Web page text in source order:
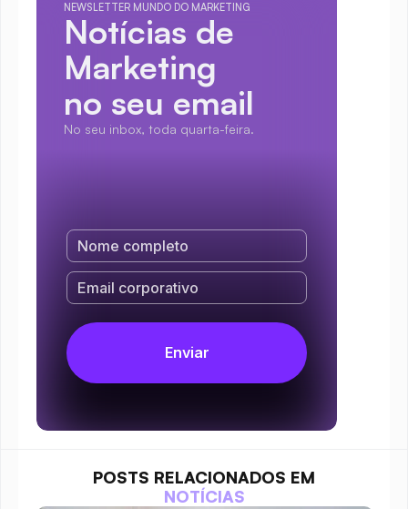
NEWSLETTER MUNDO DO MARKETING
Notícias de
Marketing
no seu email
No seu inbox, toda quarta-feira.
POSTS RELACIONADOS EM
NOTÍCIAS